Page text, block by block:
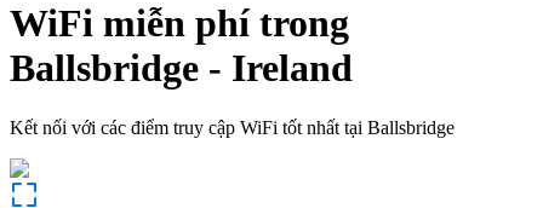
WiFi miễn phí trong
Ballsbridge - Ireland
Kết nối với các điểm truy cập WiFi tốt nhất tại Ballsbridge